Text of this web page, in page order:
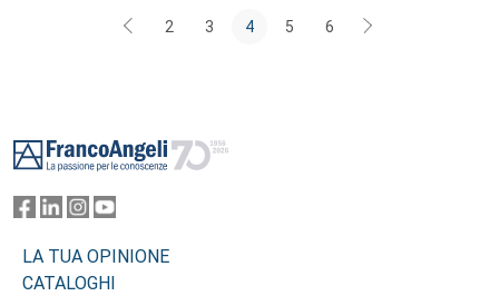
2 3 4 5 6
LA TUA OPINIONE
CATALOGHI